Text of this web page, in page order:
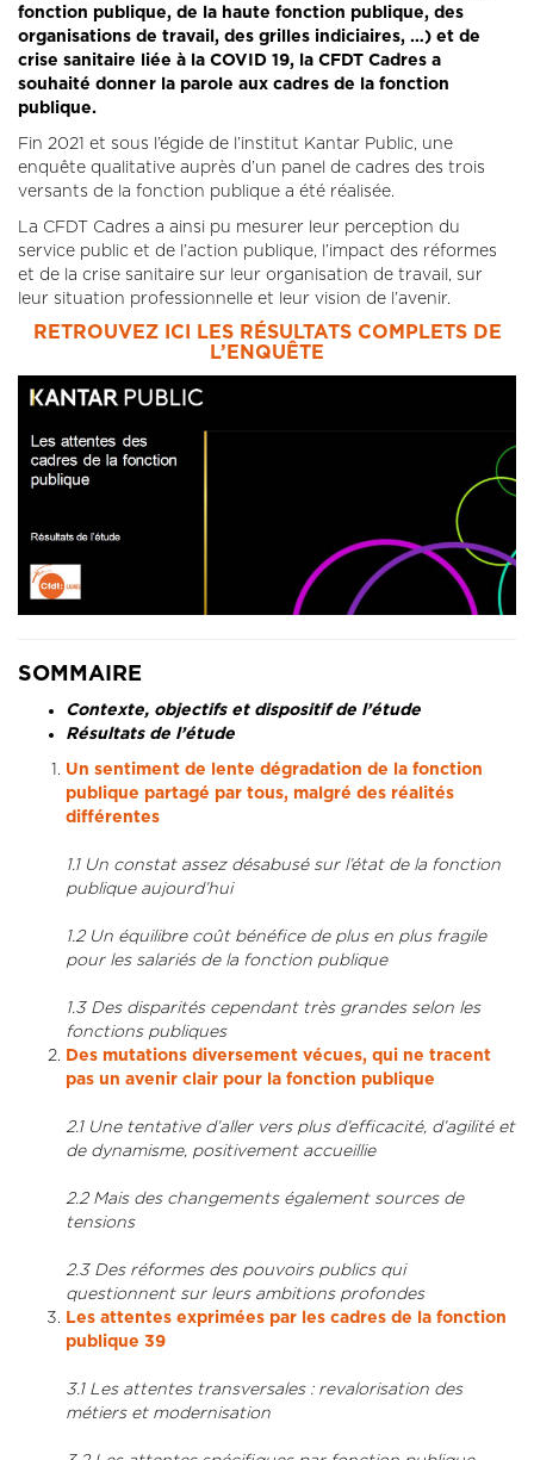
fonction publique, de la haute fonction publique, des
organisations de travail, des grilles indiciaires, …) et de
crise sanitaire liée à la COVID 19, la CFDT Cadres a
souhaité donner la parole aux cadres de la fonction
publique.
Fin 2021 et sous l’égide de l’institut Kantar Public, une
enquête qualitative auprès d’un panel de cadres des trois
versants de la fonction publique a été réalisée.
La CFDT Cadres a ainsi pu mesurer leur perception du
service public et de l’action publique, l’impact des réformes
et de la crise sanitaire sur leur organisation de travail, sur
leur situation professionnelle et leur vision de l’avenir.
RETROUVEZ ICI LES RÉSULTATS COMPLETS DE
L’ENQUÊTE
SOMMAIRE
Contexte, objectifs et dispositif de l’étude
Résultats de l’étude
Un sentiment de lente dégradation de la fonction
publique partagé par tous, malgré des réalités
différentes
1.1 Un constat assez désabusé sur l’état de la fonction
publique aujourd’hui
1.2 Un équilibre coût bénéfice de plus en plus fragile
pour les salariés de la fonction publique
1.3 Des disparités cependant très grandes selon les
fonctions publiques
Des mutations diversement vécues, qui ne tracent
pas un avenir clair pour la fonction publique
2.1 Une tentative d’aller vers plus d’efficacité, d’agilité et
de dynamisme, positivement accueillie
2.2 Mais des changements également sources de
tensions
2.3 Des réformes des pouvoirs publics qui
questionnent sur leurs ambitions profondes
Les attentes exprimées par les cadres de la fonction
publique 39
3.1 Les attentes transversales : revalorisation des
métiers et modernisation